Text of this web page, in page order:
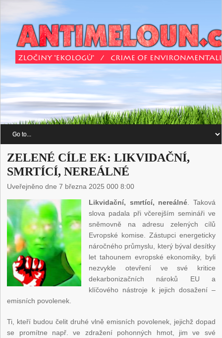
ZELENÉ CÍLE EK: LIKVIDAČNÍ,
SMRTÍCÍ, NEREÁLNÉ
Uveřejněno dne 7 března 2025 000 8:00
Likvidační, smrtící, nereálné. Taková
slova padala při včerejším semináři ve
sněmovně na adresu zelených cílů
Evropské komise. Zástupci energeticky
náročného průmyslu, který býval desítky
let tahounem evropské ekonomiky, byli
nezvykle otevření ve své kritice
dekarbonizačních nároků EU a
klíčového nástroje k jejich dosažení –
emisních povolenek.
Ti, kteří budou čelit druhé vlně emisních povolenek, jejichž dopad
se promítne např. ve zdražení pohonných hmot, jim ve své